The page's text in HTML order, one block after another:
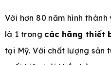
Với hơn 80 năm hình
là 1 trong các hãng thiết
tại Mỹ. Với chất lượng sản